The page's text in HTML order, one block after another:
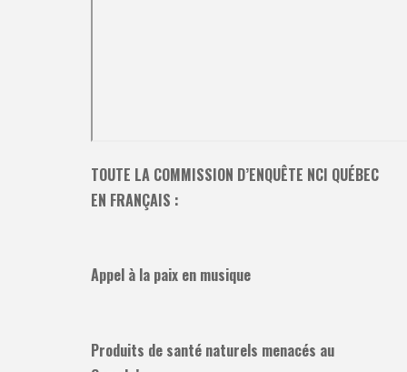
TOUTE LA COMMISSION D’ENQUÊTE NCI QUÉBEC
EN FRANÇAIS :
Appel à la paix en musique
Produits de santé naturels menacés au